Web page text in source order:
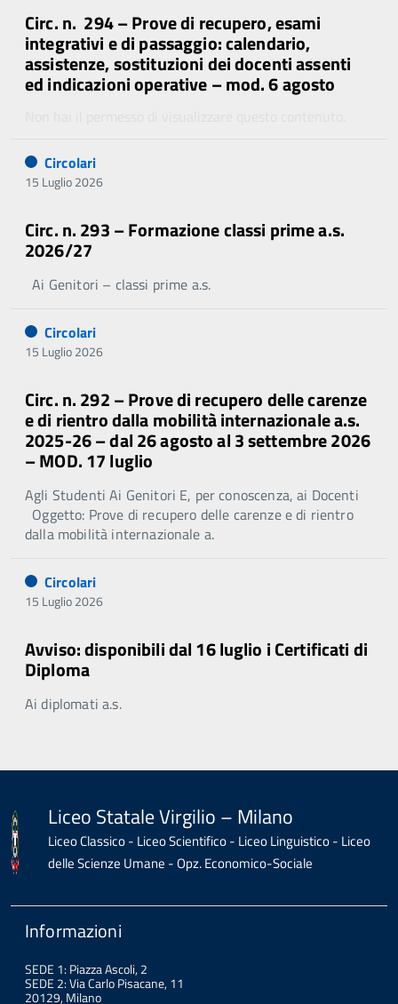
Circ. n. 294 – Prove di recupero, esami
integrativi e di passaggio: calendario,
assistenze, sostituzioni dei docenti assenti
ed indicazioni operative – mod. 6 agosto
Circolari
15 Luglio 2026
Circ. n. 293 – Formazione classi prime a.s.
2026/27
Ai Genitori – classi prime a.s.
Circolari
15 Luglio 2026
Circ. n. 292 – Prove di recupero delle carenze
e di rientro dalla mobilità internazionale a.s.
2025-26 – dal 26 agosto al 3 settembre 2026
– MOD. 17 luglio
Agli Studenti Ai Genitori E, per conoscenza, ai Docenti
Oggetto: Prove di recupero delle carenze e di rientro
dalla mobilità internazionale a.
Circolari
15 Luglio 2026
Avviso: disponibili dal 16 luglio i Certificati di
Diploma
Ai diplomati a.s.
Liceo Statale Virgilio – Milano
Liceo Classico - Liceo Scientifico - Liceo Linguistico - Liceo
delle Scienze Umane - Opz. Economico-Sociale
Informazioni
SEDE 1: Piazza Ascoli, 2
SEDE 2: Via Carlo Pisacane, 11
20129, Milano